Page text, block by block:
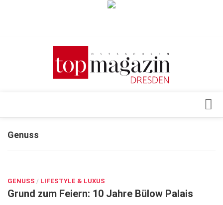
Verkaufsstellen
Top Gesundheitsforum Dresden / Ostsachsen
Geschäft
gesund & schön
Genuss
GENUSS / LIFESTYLE & LUXUS
Grund zum Feiern: 10 Jahre Bülow Palais